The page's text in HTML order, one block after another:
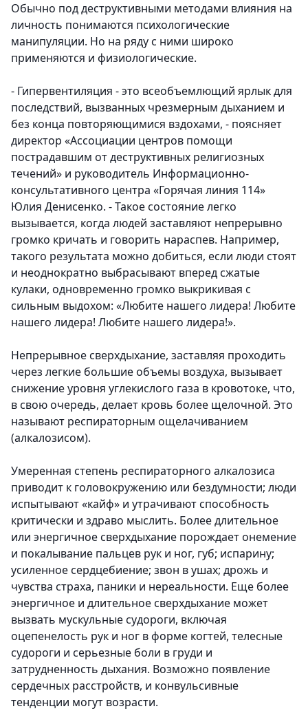
Обычно под деструктивными методами влияния на
личность понимаются психологические
манипуляции. Но на ряду с ними широко
применяются и физиологические.
- Гипервентиляция - это всеобъемлющий ярлык для
последствий, вызванных чрезмерным дыханием и
без конца повторяющимися вздохами, - поясняет
директор «Ассоциации центров помощи
пострадавшим от деструктивных религиозных
течений» и руководитель Информационно-
консультативного центра «Горячая линия 114»
Юлия Денисенко. - Такое состояние легко
вызывается, когда людей заставляют непрерывно
громко кричать и говорить нараспев. Например,
такого результата можно добиться, если люди стоят
и неоднократно выбрасывают вперед сжатые
кулаки, одновременно громко выкрикивая с
сильным выдохом: «Любите нашего лидера! Любите
нашего лидера! Любите нашего лидера!».
Непрерывное сверхдыхание, заставляя проходить
через легкие большие объемы воздуха, вызывает
снижение уровня углекислого газа в кровотоке, что,
в свою очередь, делает кровь более щелочной. Это
называют респираторным ощелачиванием
(алкалозисом).
Умеренная степень респираторного алкалозиса
приводит к головокружению или бездумности; люди
испытывают «кайф» и утрачивают способность
критически и здраво мыслить. Более длительное
или энергичное сверхдыхание порождает онемение
и покалывание пальцев рук и ног, губ; испарину;
усиленное сердцебиение; звон в ушах; дрожь и
чувства страха, паники и нереальности. Еще более
энергичное и длительное сверхдыхание может
вызвать мускульные судороги, включая
оцепенелость рук и ног в форме когтей, телесные
судороги и серьезные боли в груди и
затрудненность дыхания. Возможно появление
сердечных расстройств, и конвульсивные
тенденции могут возрасти.